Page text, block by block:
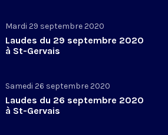
Mardi 29 septembre 2020
Laudes du 29 septembre 2020
à St-Gervais
Samedi 26 septembre 2020
Laudes du 26 septembre 2020
à St-Gervais